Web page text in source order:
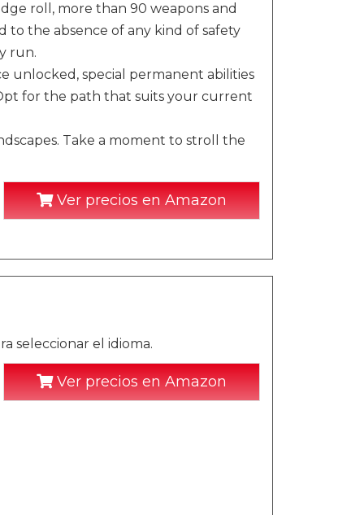
roll, more than 90 weapons and
the absence of any kind of safety
run.
unlocked, special permanent abilities
for the path that suits your current
Take a moment to stroll the
Ver precios en Amazon
seleccionar el idioma.
Ver precios en Amazon